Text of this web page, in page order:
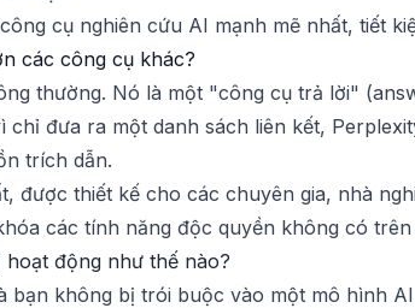
cụ nghiên cứu AI mạnh mẽ nhất, tiết
các công cụ khác?
thường. Nó là một "công cụ trả lời"
đưa ra một danh sách liên kết,
trích dẫn.
được thiết kế cho các chuyên gia, nhà
các tính năng độc quyền không có
động như thế nào?
bạn không bị trói buộc vào một mô hình